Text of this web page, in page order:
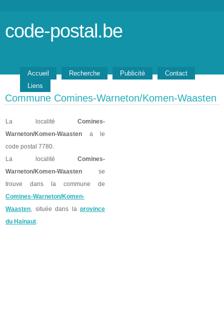
code-postal.be
Accueil Recherche Publicité
Contact
Liens
Commune Comines-Warneton/Komen-Waasten
La localité Comines-
Warneton/Komen-Waasten a le
code postal 7780.
La localité Comines-
Warneton/Komen-Waasten se
trouve dans la commune de
Comines-Warneton/Komen-
Waasten, située dans la province
du Hainaut.